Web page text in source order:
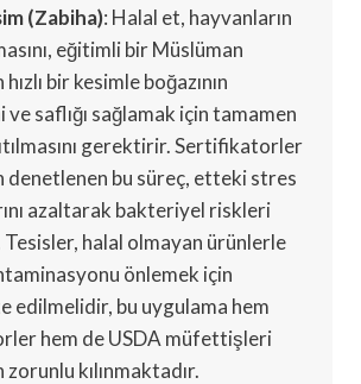
(Zabiha): Halal et, hayvanların
eğitimli bir Müslüman
bir kesimle boğazının
ve saflığı sağlamak için tamamen
gerektirir. Sertifikatorler
denetlenen bu süreç, etteki stres
azaltarak bakteriyel riskleri
halal olmayan ürünlerle
önlemek için
edilmelidir, bu uygulama hem
hem de USDA müfettişleri
kılınmaktadır.